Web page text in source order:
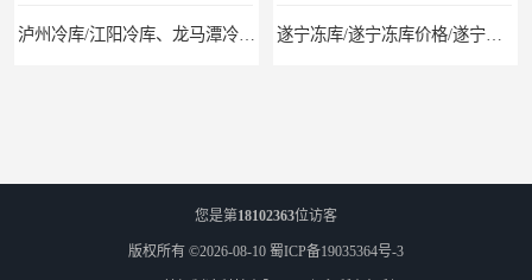
泸州冷库/江阳冷库、龙马潭冷库、纳溪冷库、泸县冷库、合江冷库、叙永冷库、古蔺冷库 遂宁冻库/遂宁冻库价格/遂宁冻库安装
您是第18102363位访客
版权所有 ©2026-08-10 蜀ICP备19035364号-3